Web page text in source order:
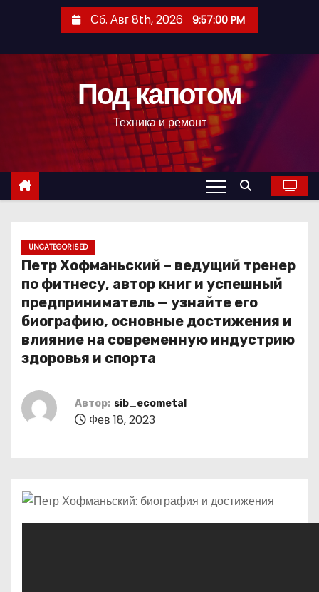
с
Сб. Авг 8th, 2026 9:57:01 PM
Под капотом
Техника и ремонт
UNCATEGORISED
Петр Хофманьский – ведущий тренер
по фитнесу, автор книг и успешный
предприниматель — узнайте его
биографию, основные достижения и
влияние на современную индустрию
здоровья и спорта
Автор: sib_ecometal
Фев 18, 2023